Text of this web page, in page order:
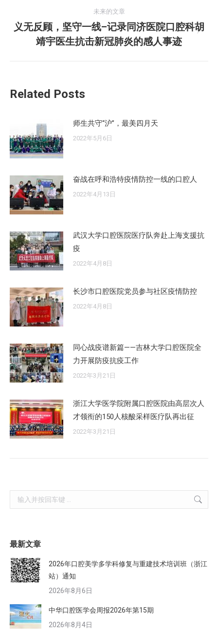
航
的
文
章：
未来的文章
未
来
的
义无反顾，坚守一线–记录同济医院口腔科胡
靖宇医生抗击新冠肺炎的感人事迹
Related Posts
师生共守“沪”，最美四月天
2022年5月6日
奋战在呼和浩特疫情防控一线的口腔人
2022年4月13日
武汉大学口腔医院医疗队奔赴上海支援抗
疫
2022年4月8日
长沙市口腔医院党员参与社区疫情防控
2022年4月8日
同心战疫谱新篇——吉林大学口腔医院全
力开展防疫抗疫工作
2022年3月21日
浙江大学医学院附属口腔医院由高层次人
才领衔的150人核酸采样医疗队再出征
2022年3月21日
Search:
最新文章
2026年口腔美学多学科修复与重建技术培训班（浙江
站）通知
2026年8月6日
中华口腔医学会周报2026年第15期
2026年8月4日